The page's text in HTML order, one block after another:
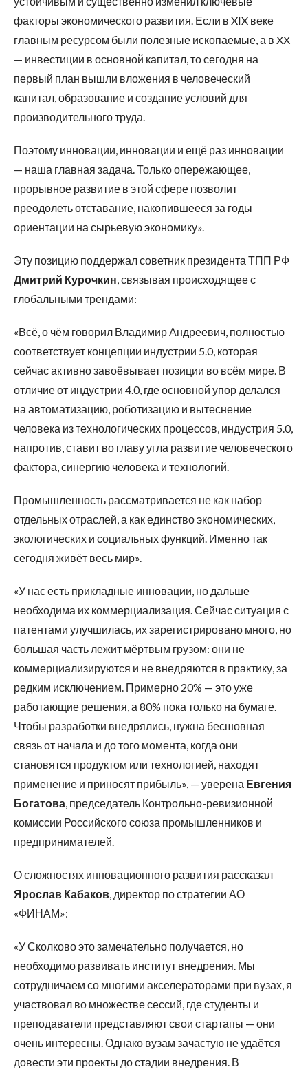
факторы экономического развития. Если в XIX веке
главным ресурсом были полезные ископаемые, а в XX
— инвестиции в основной капитал, то сегодня на
первый план вышли вложения в человеческий
капитал, образование и создание условий для
производительного труда.
Поэтому инновации, инновации и ещё раз инновации
— наша главная задача. Только опережающее,
прорывное развитие в этой сфере позволит
преодолеть отставание, накопившееся за годы
ориентации на сырьевую экономику».
Эту позицию поддержал советник президента ТПП РФ
Дмитрий Курочкин, связывая происходящее с
глобальными трендами:
«Всё, о чём говорил Владимир Андреевич, полностью
соответствует концепции индустрии 5.0, которая
сейчас активно завоёвывает позиции во всём мире. В
отличие от индустрии 4.0, где основной упор делался
на автоматизацию, роботизацию и вытеснение
человека из технологических процессов, индустрия 5.0,
напротив, ставит во главу угла развитие человеческого
фактора, синергию человека и технологий.
Промышленность рассматривается не как набор
отдельных отраслей, а как единство экономических,
экологических и социальных функций. Именно так
сегодня живёт весь мир».
«У нас есть прикладные инновации, но дальше
необходима их коммерциализация. Сейчас ситуация с
патентами улучшилась, их зарегистрировано много, но
большая часть лежит мёртвым грузом: они не
коммерциализируются и не внедряются в практику, за
редким исключением. Примерно 20% — это уже
работающие решения, а 80% пока только на бумаге.
Чтобы разработки внедрялись, нужна бесшовная
связь от начала и до того момента, когда они
становятся продуктом или технологией, находят
применение и приносят прибыль», — уверена Евгения
Богатова, председатель Контрольно-ревизионной
комиссии Российского союза промышленников и
предпринимателей.
О сложностях инновационного развития рассказал
Ярослав Кабаков, директор по стратегии АО
«ФИНАМ»:
«У Сколково это замечательно получается, но
необходимо развивать институт внедрения. Мы
сотрудничаем со многими акселераторами при вузах, я
участвовал во множестве сессий, где студенты и
преподаватели представляют свои стартапы — они
очень интересны. Однако вузам зачастую не удаётся
довести эти проекты до стадии внедрения. В